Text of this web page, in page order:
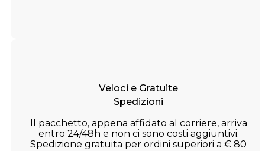
Veloci e Gratuite
Spedizioni
Il pacchetto, appena affidato al corriere, arriva
entro 24/48h e non ci sono costi aggiuntivi.
Spedizione gratuita per ordini superiori a € 80